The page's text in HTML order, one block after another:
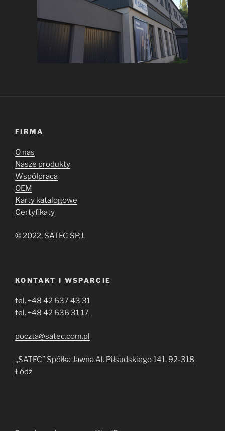
FIRMA
O nas
Nasze produkty
Współpraca
OEM
Karty katalogowe
Certyfikaty
© 2022, SATEC SP.J.
KONTAKT I WSPARCIE
tel. +48 42 637 43 31
tel. +48 42 636 31 17
poczta@satec.com.pl
„SATEC” Spółka Jawna Al. Piłsudskiego 141, 92-318
Łódź